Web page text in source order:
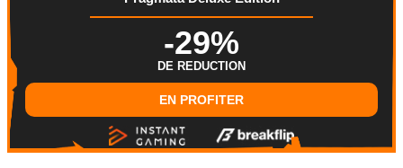
-29%
DE REDUCTION
EN PROFITER